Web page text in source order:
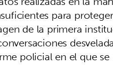
para
de la primera
policial en el que se